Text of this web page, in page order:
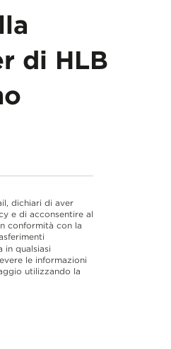
di HLB
dichiari di aver
e di acconsentire al
conformità con la
in qualsiasi
le informazioni
utilizzando la